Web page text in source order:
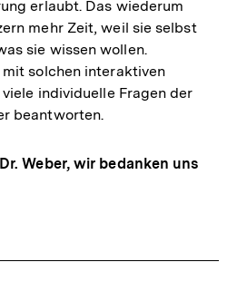
erlaubt. Das wiederum
mehr Zeit, weil sie selbst
sie wissen wollen.
solchen interaktiven
individuelle Fragen der
beantworten.
Weber, wir bedanken uns